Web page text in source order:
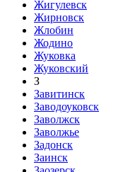
Жигулевск
Жирновск
Жлобин
Жодино
Жуковка
Жуковский
З
Завитинск
Заводоуковск
Заволжск
Заволжье
Задонск
Заинск